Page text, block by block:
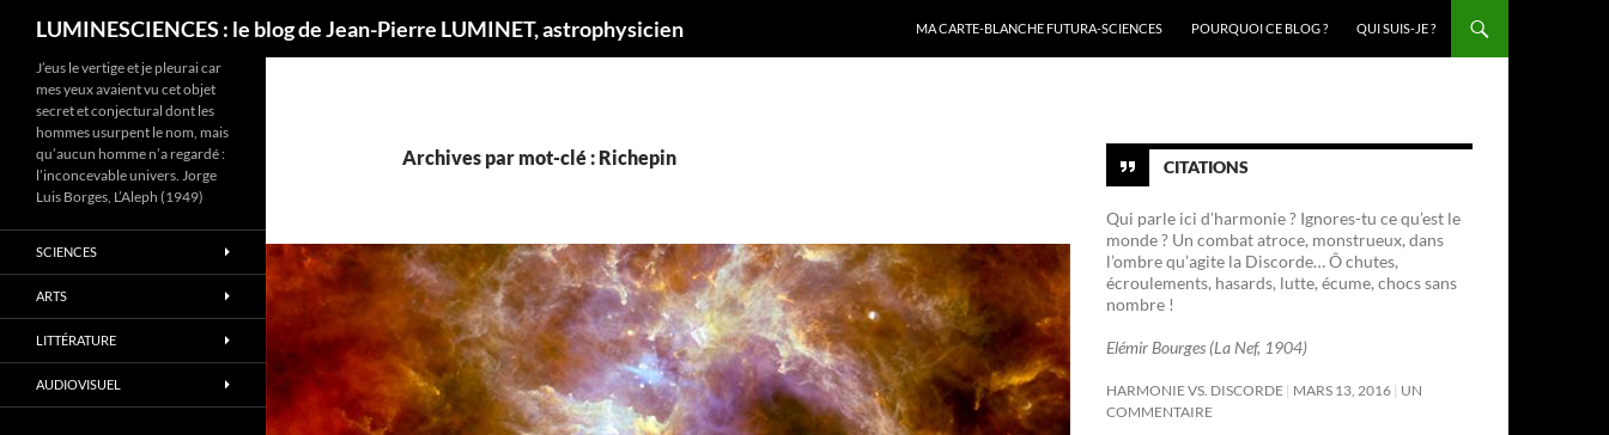
LUMINESCIENCES : le blog de Jean-Pierre LUMINET, astrophysicien
MA CARTE-BLANCHE FUTURA-SCIENCES
POURQUOI CE BLOG ? QUI SUIS-JE ?
Archives par mot-clé : Richepin CITATIONS
Qui parle ici d’harmonie ? Ignores-tu ce qu’est le
monde ? Un combat atroce, monstrueux, dans
l’ombre qu’agite la Discorde… Ô chutes,
écroulements, hasards, lutte, écume, chocs sans
nombre !
Elémir Bourges (La Nef, 1904)
HARMONIE VS. DISCORDE MARS 13, 2016 UN
COMMENTAIRE
J’eus le vertige et je pleurai car
mes yeux avaient vu cet objet
secret et conjectural dont les
hommes usurpent le nom, mais
qu’aucun homme n’a regardé :
l’inconcevable univers. Jorge
Luis Borges, L’Aleph (1949)
SCIENCES
ARTS
LITTÉRATURE
AUDIOVISUEL